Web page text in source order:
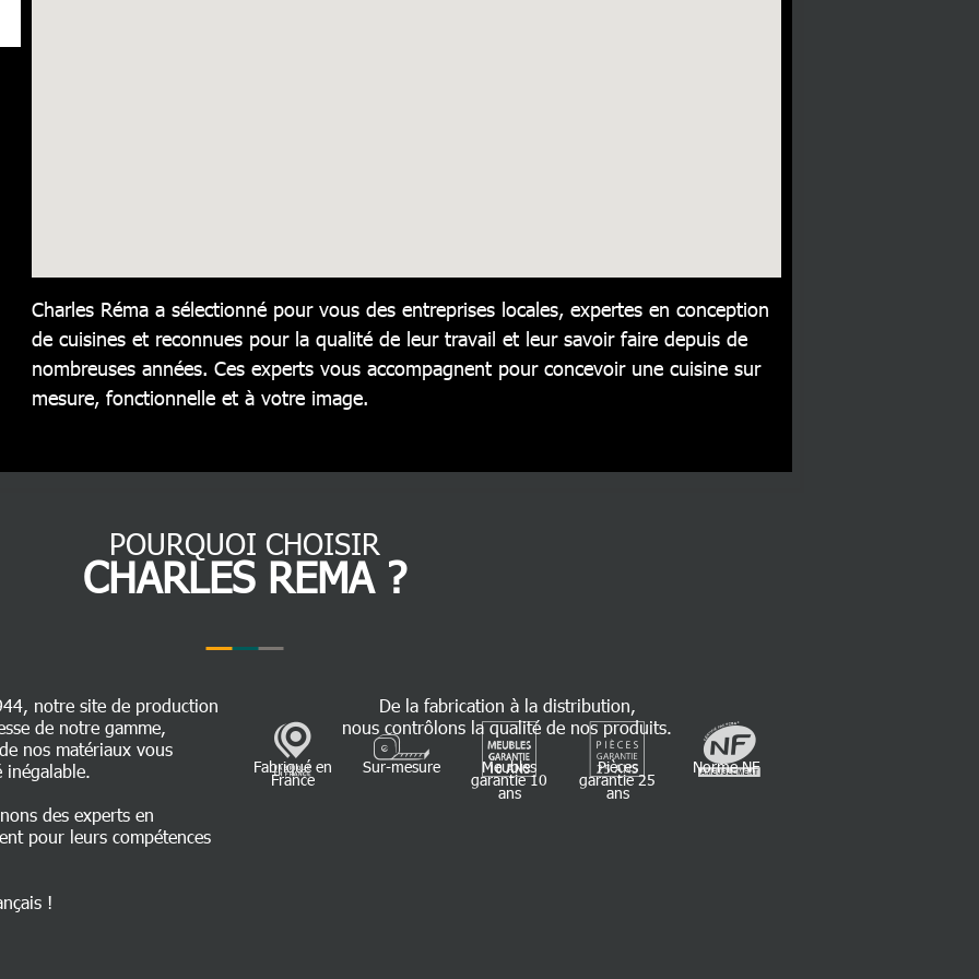
Charles Réma a sélectionné pour vous des entreprises locales, expertes en conception
de cuisines et reconnues pour la qualité de leur travail et leur savoir faire depuis de
nombreuses années. Ces experts vous accompagnent pour concevoir une cuisine sur
mesure, fonctionnelle et à votre image.
POURQUOI CHOISIR
CHARLES REMA ?
notre site de production
de notre gamme,
nos matériaux vous
inégalable.
des experts en
pour leurs compétences
!
De la fabrication à la distribution,
nous contrôlons la qualité de nos produits.
Fabriqué en
France
Sur-mesure Meubles
garantie 10
ans
Pièces
garantie 25
ans
Norme NF